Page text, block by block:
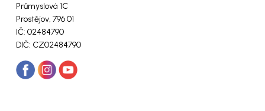
Průmyslová 1C
Prostějov, 796 01
IČ: 02484790
DIČ: CZ02484790